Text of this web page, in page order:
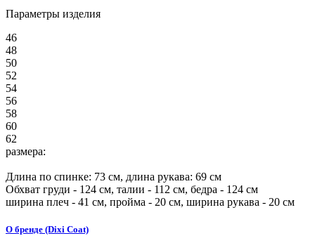
Параметры изделия
46
48
50
52
54
56
58
60
62
размера:
Длина по спинке: 73 см, длина рукава: 69 см
Обхват груди - 124 см, талии - 112 см, бедра - 124 см
ширина плеч - 41 см, пройма - 20 см, ширина рукава - 20 см
О бренде (Dixi Coat)